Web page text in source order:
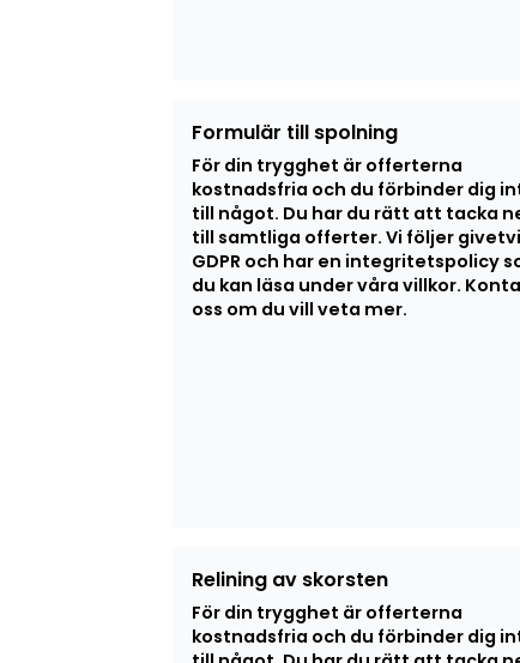
Formulär till spolning
För din trygghet är offerterna
kostnadsfria och du förbinder dig
till något. Du har du rätt att tacka
till samtliga offerter. Vi följer
GDPR och har en integritetspolicy
du kan läsa under våra villkor.
oss om du vill veta mer.
Relining av skorsten
För din trygghet är offerterna
kostnadsfria och du förbinder dig